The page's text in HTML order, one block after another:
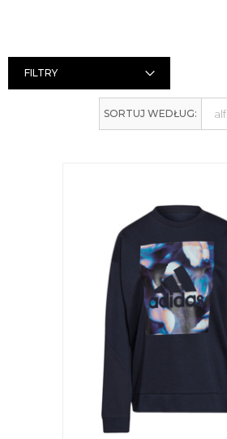
FILTRY
SORTUJ WEDŁUG: